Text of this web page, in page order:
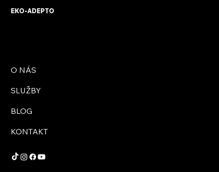
EKO-ADEPTO
O NÁS
SLUŽBY
BLOG
KONTAKT